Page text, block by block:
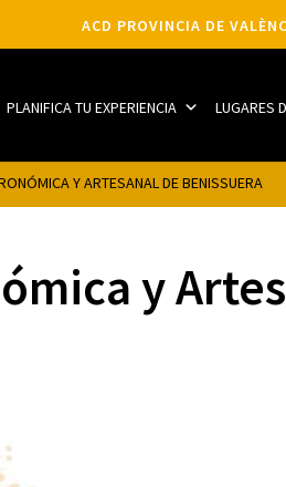
ACD PROVINCIA DE
PLANIFICA TU EXPERIENCIA LUGARES
Y ARTESANAL DE BENISSUERA
y